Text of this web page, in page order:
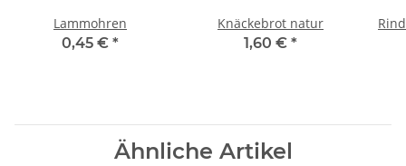
Lammohren
0,45 € *
Knäckebrot natur
1,60 € *
Ähnliche Artikel